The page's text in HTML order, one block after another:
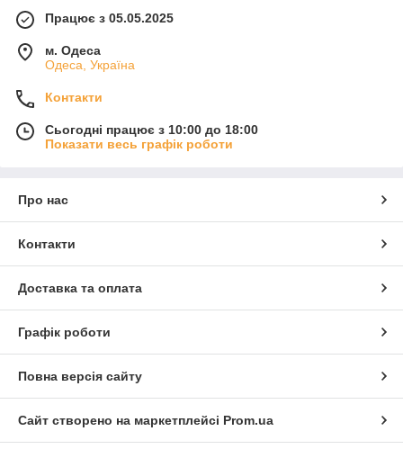
Працює з 05.05.2025
м. Одеса
Одеса, Україна
Контакти
Сьогодні працює з 10:00 до 18:00
Показати весь графік роботи
Про нас
Контакти
Доставка та оплата
Графік роботи
Повна версія сайту
Сайт створено на маркетплейсі Prom.ua